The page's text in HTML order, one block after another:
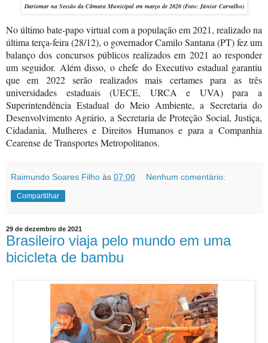
Dariomar na Sessão da Câmara Municipal em março de 2020 (Foto: Júnior Carvalho)
No último bate-papo virtual com a população em 2021, realizado na
última terça-feira (28/12), o governador Camilo Santana (PT) fez um
balanço dos concursos públicos realizados em 2021 ao responder
um seguidor. Além disso, o chefe do Executivo estadual garantiu
que em 2022 serão realizados mais certames para as três
universidades estaduais (UECE, URCA e UVA) para a
Superintendência Estadual do Meio Ambiente, a Secretaria do
Desenvolvimento Agrário, a Secretaria de Proteção Social, Justiça,
Cidadania, Mulheres e Direitos Humanos e para a Companhia
Cearense de Transportes Metropolitanos.
Raimundo Soares Filho às 07:00 Nenhum comentário:
Compartilhar
29 de dezembro de 2021
Brasileiro viaja pelo mundo em uma
bicicleta de bambu